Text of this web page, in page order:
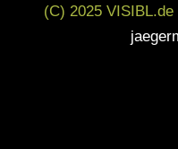
(C) 2025